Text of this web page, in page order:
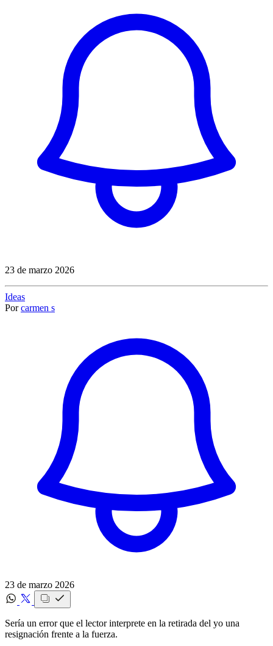
23 de marzo 2026
Ideas
Por carmen s
23 de marzo 2026
Sería un error que el lector interprete en la retirada del yo una
resignación frente a la fuerza.